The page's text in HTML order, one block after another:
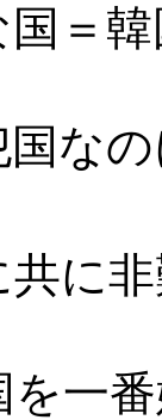
＝
国な
に
を一